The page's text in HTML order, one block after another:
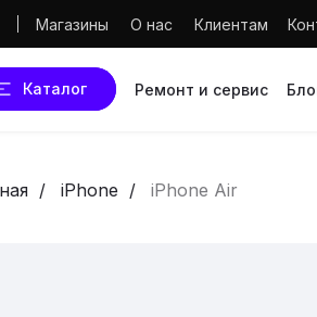
Магазины О нас Клиентам
Каталог Ремонт и сервис
/ iPhone / iPhone Air